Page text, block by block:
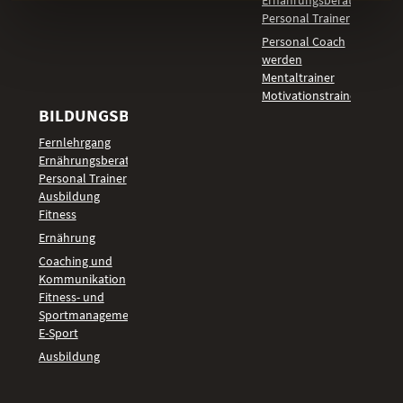
Personal Trainer
Personal Coach
werden
Mentaltrainer
Motivationstrainer
BILDUNGSBEREICHE
Fernlehrgang
Ernährungsberater
Personal Trainer
Ausbildung
Fitness
Ernährung
Coaching und
Kommunikation
Fitness- und
Sportmanagement
E-Sport
Ausbildung